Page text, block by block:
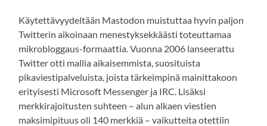
Käytettävyydeltään Mastodon muistuttaa hyvin paljon
Twitterin aikoinaan menestyksekkäästi toteuttamaa
mikrobloggaus-formaattia. Vuonna 2006 lanseerattu
Twitter otti mallia aikaisemmista, suosituista
pikaviestipalveluista, joista tärkeimpinä mainittakoon
erityisesti Microsoft Messenger ja IRC. Lisäksi
merkkirajoitusten suhteen – alun alkaen viestien
maksimipituus oli 140 merkkiä – vaikutteita otettiin